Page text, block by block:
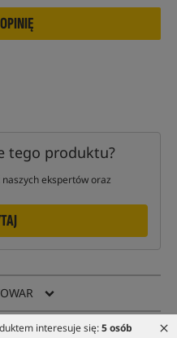
interesuje się:5 osób
tego produktu?
naszych ekspertów oraz